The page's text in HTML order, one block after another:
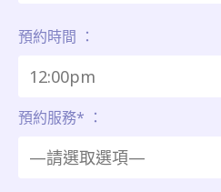
預約時間 ：
預約服務* ：